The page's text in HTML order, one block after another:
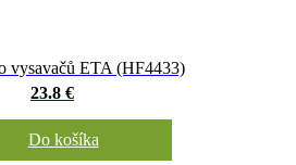
vysavačů ETA (HF4433)
23.8 €
Do košíka